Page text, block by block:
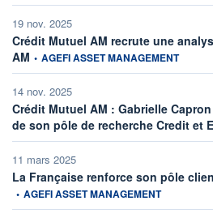
19 nov. 2025
Crédit Mutuel AM recrute une
AM information fournie par
• AGEFI ASSET MANAGEMENT
14 nov. 2025
Crédit Mutuel AM : Gabrielle
de son pôle de recherche Credit et
11 mars 2025
La Française renforce son pôle
• AGEFI ASSET MANAGEMENT